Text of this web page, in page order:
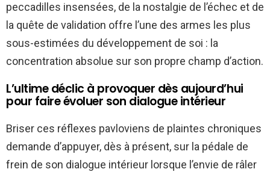
peccadilles insensées, de la nostalgie de l’échec et de
la quête de validation offre l’une des armes les plus
sous-estimées du développement de soi : la
concentration absolue sur son propre champ d’action.
L’ultime déclic à provoquer dès aujourd’hui
pour faire évoluer son dialogue intérieur
Briser ces réflexes pavloviens de plaintes chroniques
demande d’appuyer, dès à présent, sur la pédale de
frein de son dialogue intérieur lorsque l’envie de râler